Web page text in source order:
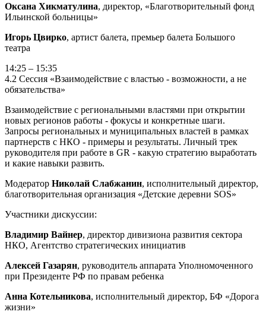
Оксана Хикматулина, директор, «Благотворительный фонд
Ильинской больницы»
Игорь Цвирко, артист балета, премьер балета Большого
театра
14:25 – 15:35
4.2 Сессия «Взаимодействие с властью - возможности, а не
обязательства»
Взаимодействие с региональными властями при открытии
новых регионов работы - фокусы и конкретные шаги.
Запросы региональных и муниципальных властей в рамках
партнерств с НКО - примеры и результаты. Личный трек
руководителя при работе в GR - какую стратегию выработать
и какие навыки развить.
Модератор Николай Слабжанин, исполнительный директор,
благотворительная организация «Детские деревни SOS»
Участники дискуссии:
Владимир Вайнер, директор дивизиона развития сектора
НКО, Агентство стратегических инициатив
Алексей Газарян, руководитель аппарата Уполномоченного
при Президенте РФ по правам ребенка
Анна Котельникова, исполнительный директор, БФ «Дорога
жизни»